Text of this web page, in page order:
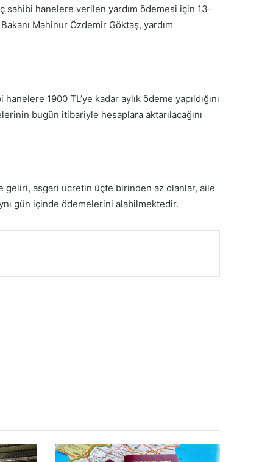
sahibi hanelere verilen yardım ödemesi için 13-
Mahinur Özdemir Göktaş, yardım
1900 TL’ye kadar aylık ödeme yapıldığını
bugün itibariyle hesaplara aktarılacağını
geliri, asgari ücretin üçte birinden az olanlar, aile
gün içinde ödemelerini alabilmektedir.